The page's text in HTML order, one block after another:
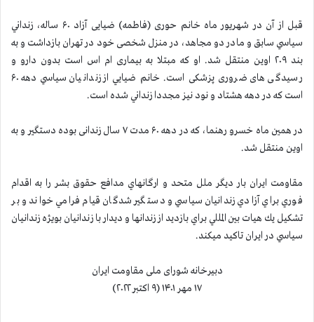
قبل از آن در شهريور ماه خانم حوری (فاطمه) ضیایی آزاد ۶۰ ساله، زنداني
سياسي سابق و مادر دو مجاهد، در منزل شخصی خود در تهران بازداشت و به
بند ۲۰۹ اوین منتقل شد. او كه مبتلا به بیماری ام اس است بدون دارو و
رسیدگی های ضروری پزشکی است. خانم ضيايي از زندانيان سياسي دهه ۶۰
است كه در دهه هشتاد و نود نیز مجددا زنداني شده است.
در همين ماه خسرو رهنما، كه در دهه ۶۰ مدت ۷ سال زندانی بوده دستگير و به
اوين منتقل شد.
مقاومت ايران بار ديگر ملل متحد و ارگانهاي مدافع حقوق بشر را به اقدام
فوري براي آزادي زندانيان سياسي و دستگير شدگان قيام فرامي خواند و بر
تشكيل يك هيات بين المللي براي بازديد از زندانها و ديدار با زندانيان بويژه زندانيان
سياسي در ايران تاكيد ميكند.
‌دبیرخانه شورای ملی مقاومت ایران
۱۷ مهر ۱۴۰۱ (۹ اکتبر ۲۰۲۲)